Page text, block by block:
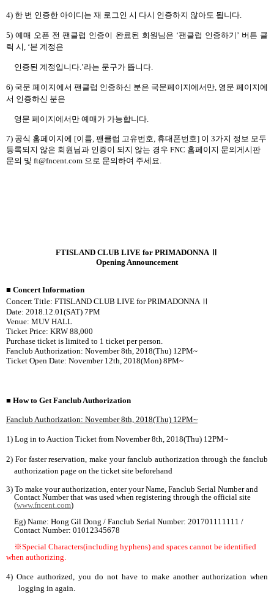
4) 한 번 인증한 아이디는 재 로그인 시 다시 인증하지 않아도 됩니다
5)예매 오픈 전 팬클럽 인증이 완료된 회원님은 ‘팬클럽 인증하기 ’ 버튼 클
릭 시 , ‘본 계정은
인증된 계정입니다 .’라는 문구가 뜹니다
6) 국문 페이지에서 팬클럽 인증하신 분은 국문페이지에서만 영문 페이지에
서 인증하신 분은
영문 페이지에서만 예매가 가능합니다
7) 공식 홈페이지에 [이름 팬클럽 고유번호 휴대폰번호] 이 3가지 정보 모두
등록되지 않은 회원님과 인증이 되지 않는 경우 FNC 홈페이지 문의게시판
문의 및 ft@fncent.com 으로 문의하여 주세요
FTISLAND CLUB LIVE for PRIMADONNA Ⅱ
Opening Announcement
■ Concert Information
Concert Title: FTISLAND CLUB LIVE for PRIMADONNA Ⅱ
Date: 2018.12.01(SAT) 7PM
Venue: MUV HALL
Ticket Price: KRW 88,000
Purchase ticket is limited to 1 ticket per person.
Fanclub Authorization: November 8th, 2018(Thu) 12PM~
Ticket Open Date: November 12th, 2018(Mon) 8PM~
■ How to Get Fanclub Authorization
Fanclub Authorization: November 8th, 2018(Thu) 12PM~
1) Log in to Auction Ticket from November 8th, 2018(Thu) 12PM~
2) For faster reservation, make your fanclub authorization through the fanclub
authorization page on the ticket site beforehand
3) To make your authorization, enter your Name, Fanclub Serial Number and
Contact Number that was used when registering through the official site
(www.fncent.com)
Eg) Name: Hong Gil Dong / Fanclub Serial Number: 201701111111 /
Contact Number: 01012345678
※Special Characters(including hyphens) and spaces cannot be identified
when authorizing.
4) Once authorized, you do not have to make another authorization when
logging in again.